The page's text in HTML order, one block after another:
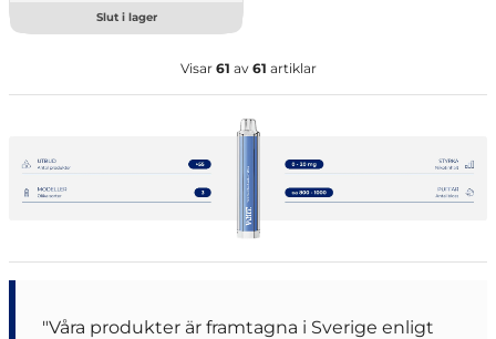
Slut i lager
Visar 61 av 61 artiklar
"Våra produkter är framtagna i Sverige enligt